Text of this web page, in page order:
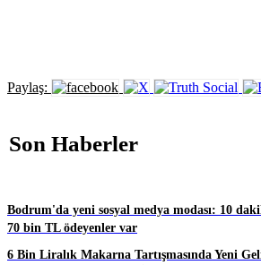
Paylaş:
Son Haberler
Bodrum'da yeni sosyal medya modası: 10
70 bin TL ödeyenler var
6 Bin Liralık Makarna Tartışmasında Yeni